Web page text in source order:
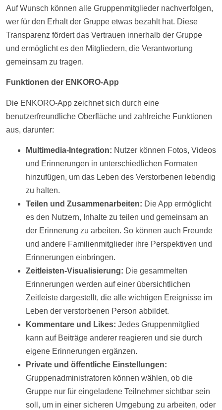
Auf Wunsch können alle Gruppenmitglieder nachverfolgen,
wer für den Erhalt der Gruppe etwas bezahlt hat. Diese
Transparenz fördert das Vertrauen innerhalb der Gruppe
und ermöglicht es den Mitgliedern, die Verantwortung
gemeinsam zu tragen.
Funktionen der ENKORO-App
Die ENKORO-App zeichnet sich durch eine
benutzerfreundliche Oberfläche und zahlreiche Funktionen
aus, darunter:
Multimedia-Integration: Nutzer können Fotos, Videos
und Erinnerungen in unterschiedlichen Formaten
hinzufügen, um das Leben des Verstorbenen lebendig
zu halten.
Teilen und Zusammenarbeiten: Die App ermöglicht
es den Nutzern, Inhalte zu teilen und gemeinsam an
der Erinnerung zu arbeiten. So können auch Freunde
und andere Familienmitglieder ihre Perspektiven und
Erinnerungen einbringen.
Zeitleisten-Visualisierung: Die gesammelten
Erinnerungen werden auf einer übersichtlichen
Zeitleiste dargestellt, die alle wichtigen Ereignisse im
Leben der verstorbenen Person abbildet.
Kommentare und Likes: Jedes Gruppenmitglied
kann auf Beiträge anderer reagieren und sie durch
eigene Erinnerungen ergänzen.
Private und öffentliche Einstellungen:
Gruppenadministratoren können wählen, ob die
Gruppe nur für eingeladene Teilnehmer sichtbar sein
soll, um in einer sicheren Umgebung zu arbeiten, oder